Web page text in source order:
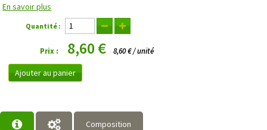
En savoir plus
Quantité :
Prix : 8,60 € 8,60 € / unité
Ajouter au panier
Composition